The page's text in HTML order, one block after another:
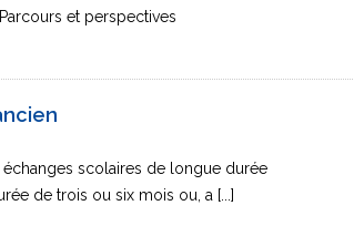
et perspectives
scolaires de longue durée
de trois ou six mois ou, a [...]